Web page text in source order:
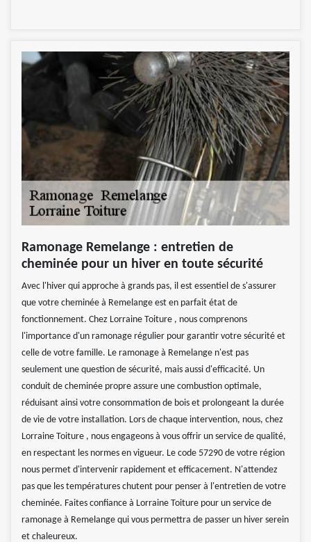
Ramonage Remelange : entretien de
cheminée pour un hiver en toute sécurité
Avec l'hiver qui approche à grands pas, il est essentiel de s'assurer
que votre cheminée à Remelange est en parfait état de
fonctionnement. Chez Lorraine Toiture , nous comprenons
l'importance d'un ramonage régulier pour garantir votre sécurité et
celle de votre famille. Le ramonage à Remelange n'est pas
seulement une question de sécurité, mais aussi d'efficacité. Un
conduit de cheminée propre assure une combustion optimale,
réduisant ainsi votre consommation de bois et prolongeant la durée
de vie de votre installation. Lors de chaque intervention, nous, chez
Lorraine Toiture , nous engageons à vous offrir un service de qualité,
en respectant les normes en vigueur. Le code 57290 de votre région
nous permet d'intervenir rapidement et efficacement. N'attendez
pas que les températures chutent pour penser à l'entretien de votre
cheminée. Faites confiance à Lorraine Toiture pour un service de
ramonage à Remelange qui vous permettra de passer un hiver serein
et chaleureux.